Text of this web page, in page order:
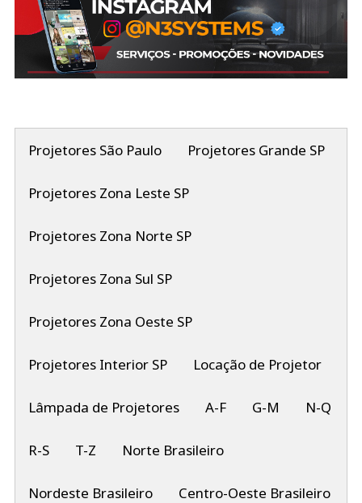
Projetores São Paulo Projetores Grande SP
Projetores Zona Leste SP
Projetores Zona Norte SP
Projetores Zona Sul SP
Projetores Zona Oeste SP
Projetores Interior SP Locação de Projetor
Lâmpada de Projetores A-F G-M N-Q
R-S T-Z Norte Brasileiro
Nordeste Brasileiro Centro-Oeste Brasileiro